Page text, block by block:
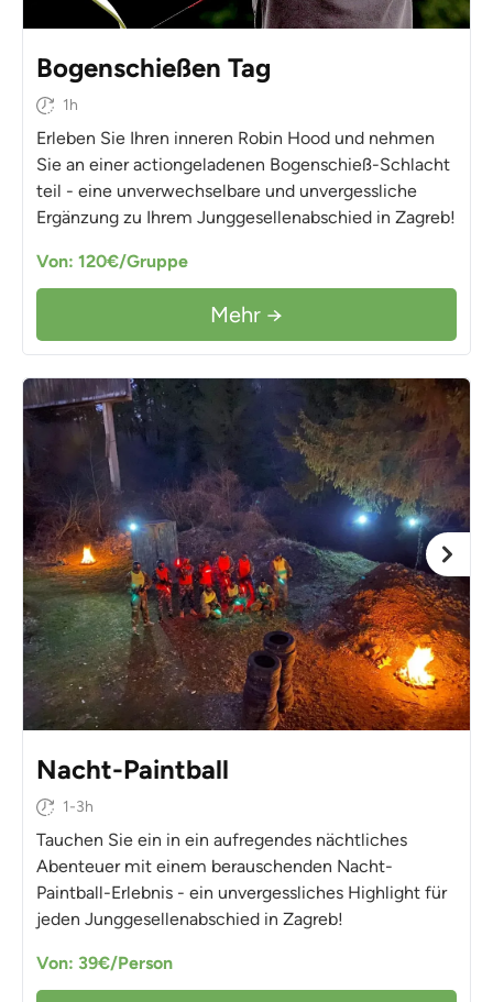
Bogenschießen Tag
1h
Erleben Sie Ihren inneren Robin Hood und nehmen
Sie an einer actiongeladenen Bogenschieß-Schlacht
teil - eine unverwechselbare und unvergessliche
Ergänzung zu Ihrem Junggesellenabschied in Zagreb!
Von: 120€/Gruppe
Mehr →
Nacht-Paintball
1-3h
Tauchen Sie ein in ein aufregendes nächtliches
Abenteuer mit einem berauschenden Nacht-
Paintball-Erlebnis - ein unvergessliches Highlight für
jeden Junggesellenabschied in Zagreb!
Von: 39€/Person